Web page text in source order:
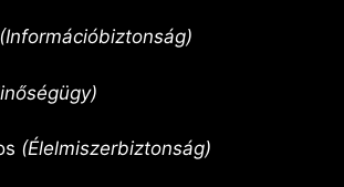
(Információbiztonság)
(Élelmiszerbiztonság)